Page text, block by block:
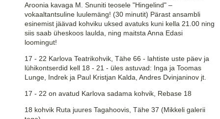
Aroonia kavaga M. Snuniti teosele "Hingelind" –
vokaaltantsuline luulemäng! (30 minutit) Pärast ansambli
esinemist jäävad kohviku uksed avatuks kuni kella 21.00 ning
siis saab üheskoos laulda, ning maitsta Anna Edasi
loomingut!
17 - 22 Karlova Teatrikohvik, Tähe 66 - lahtiste uste päev ja
lühikontserdid kell 18 - 21 - üles astuvad: Inga ja Toomas
Lunge, Indrek ja Paul Kristjan Kalda, Andres Dvinjaninov jt.
17 - 22 on avatud Karlova sadama kohvik, Rebase 18
18 kohvik Ruta juures Tagahoovis, Tähe 37 (Mikkeli galerii